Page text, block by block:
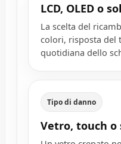
LCD, OLED o
La scelta del
colori, risposta del
quotidiana dello
Tipo di danno
Vetro, touch o